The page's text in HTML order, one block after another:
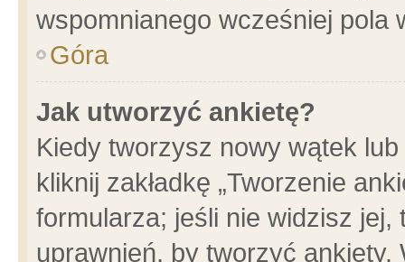
wspomnianego wcześniej pola
Góra
Jak utworzyć ankietę?
Kiedy tworzysz nowy wątek
kliknij zakładkę „Tworzenie
formularza; jeśli nie widzisz
uprawnień, by tworzyć ankiety.